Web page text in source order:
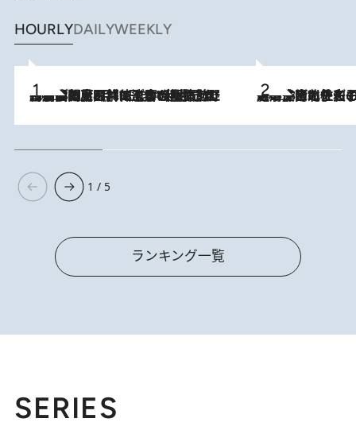
HOURLYDAILYWEEKLY
2026.8.8
「最後に見られてよかった」上野動物園の東園パンダ舎が解体前に特別公開。8月16日まで延長されたパネル展と共に辿る“半世紀”のパンダ飼育《解体工事の図面あり》 2026.8.3
《「文士の子ども被害者の会」発足！》阿川佐和子（72）が語る遠藤周作に北杜夫、劇作家・矢代静一の子どもたちの“文豪プライベート事件簿”
1 / 5
ランキング一覧
SERIES